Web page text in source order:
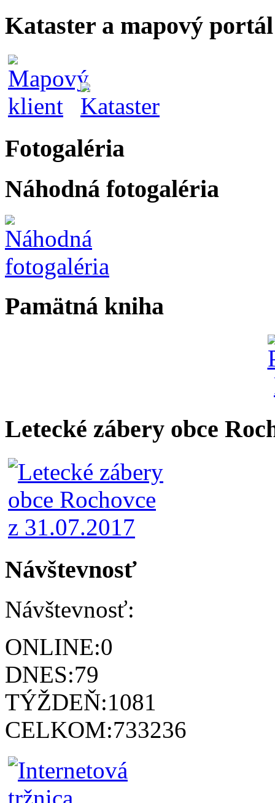
Kataster a mapový portál
Fotogaléria
Náhodná fotogaléria
Pamätná kniha
Letecké zábery obce
Návštevnosť
Návštevnosť:
ONLINE:0
DNES:79
TÝŽDEŇ:1081
CELKOM:733236